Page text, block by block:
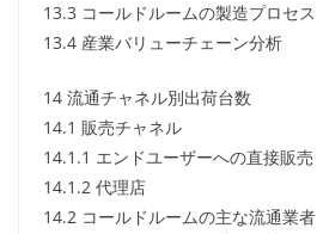
13.3 コールドルームの製造プロセス
13.4 産業バリューチェーン分析
14 流通チャネル別出荷台数
14.1 販売チャネル
14.1.1 エンドユーザーへの直接販売
14.1.2 代理店
14.2 コールドルームの主な流通業者